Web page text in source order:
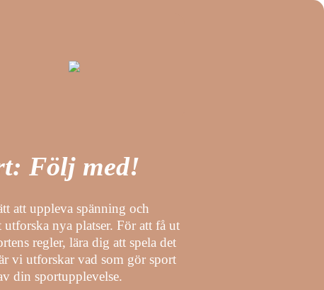
Följ med!
att uppleva spänning och
utforska nya platser. För att få ut
regler, lära dig att spela det
vi utforskar vad som gör sport
din sportupplevelse.